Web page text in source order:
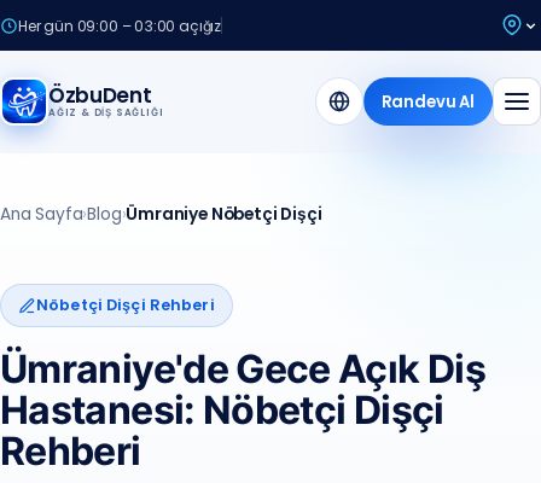
Her gün 09:00 – 03:00 açığız
ÖzbuDent
AĞIZ & DIŞ SAĞLIĞI Randevu Al
Ana Sayfa›Blog›Ümraniye Nöbetçi Dişçi
Nöbetçi Dişçi Rehberi
Ümraniye'de Gece Açık Diş
Hastanesi: Nöbetçi Dişçi
Rehberi